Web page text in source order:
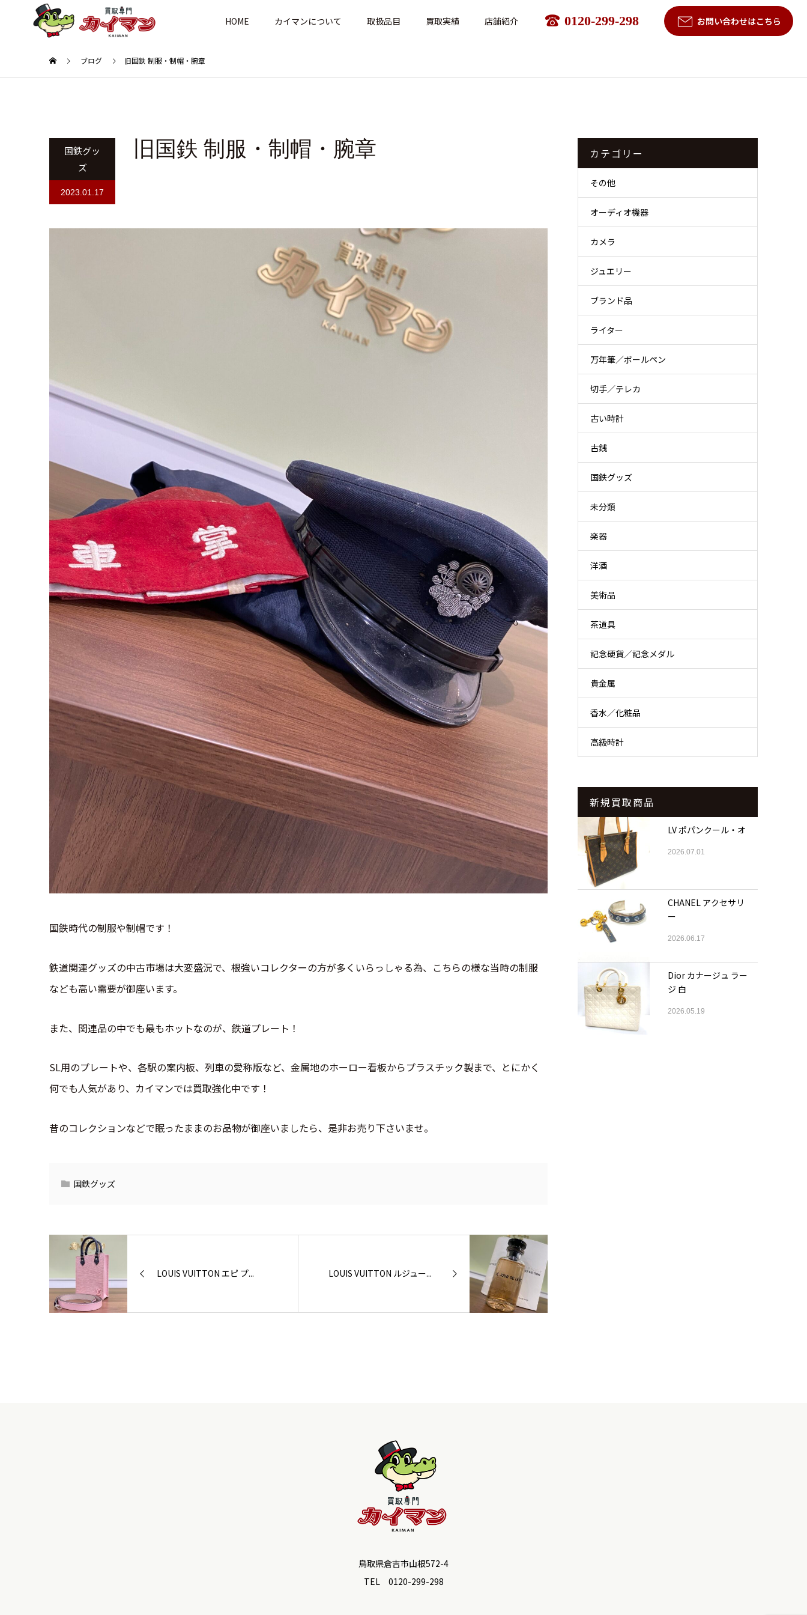
HOME カイマンについて 取扱品目 買取実績 店舗紹介 0120-299-298 お問い合わせはこちら
ブログ 旧国鉄 制服・制帽・腕章
国鉄グッ
ズ
2023.01.17
旧国鉄 制服・制帽・腕章
国鉄時代の制服や制帽です！
鉄道関連グッズの中古市場は大変盛況で、根強いコレクターの方が多くいらっしゃる為、こちらの様な当時の制服
なども高い需要が御座います。
また、関連品の中でも最もホットなのが、鉄道プレート！
SL用のプレートや、各駅の案内板、列車の愛称版など、金属地のホーロー看板からプラスチック製まで、とにかく
何でも人気があり、カイマンでは買取強化中です！
昔のコレクションなどで眠ったままのお品物が御座いましたら、是非お売り下さいませ。
国鉄グッズ
LOUIS VUITTON エピ プ... LOUIS VUITTON ルジュー...
カテゴリー
その他
オーディオ機器
カメラ
ジュエリー
ブランド品
ライター
万年筆／ボールペン
切手／テレカ
古い時計
古銭
国鉄グッズ
未分類
楽器
洋酒
美術品
茶道具
記念硬貨／記念メダル
貴金属
香水／化粧品
高級時計
新規買取商品
LV ポパンクール・オ
2026.07.01
CHANEL アクセサリ
ー
2026.06.17
Dior カナージュ ラー
ジ 白
2026.05.19
鳥取県倉吉市山根572-4
TEL 0120-299-298